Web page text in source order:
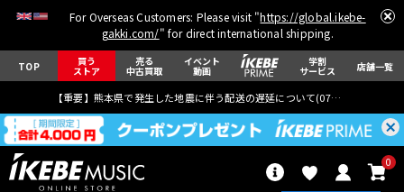
For Overseas Customers: Please visit "https://global.ikebe-
gakki.com/" for direct international shipping.
TOP 買う
ストア
売る
中古買取
イベント
動画
学割
サービス 店舗一覧
【重要】熊本県で発生した地震に伴う配送の遅延について(07月29日
0